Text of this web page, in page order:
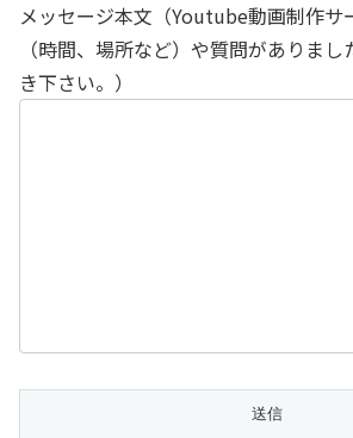
メッセージ本文（Youtube動画制作サ
（時間、場所など）や質問がありま
き下さい。）